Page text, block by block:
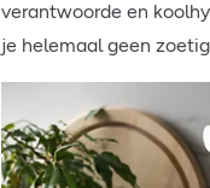
verantwoorde en
je helemaal geen